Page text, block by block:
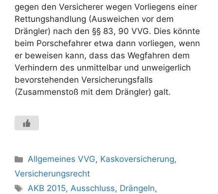
gegen den Versicherer wegen Vorliegens einer
Rettungshandlung (Ausweichen vor dem
Drängler) nach den §§ 83, 90 VVG. Dies könnte
beim Porschefahrer etwa dann vorliegen, wenn
er beweisen kann, dass das Wegfahren dem
Verhindern des unmittelbar und unweigerlich
bevorstehenden Versicherungsfalls
(Zusammenstoß mit dem Drängler) galt.
Kategorien
Allgemeines VVG, Kaskoversicherung,
Versicherungsrecht
Schlagwörter
AKB 2015,Ausschluss, Drängeln,